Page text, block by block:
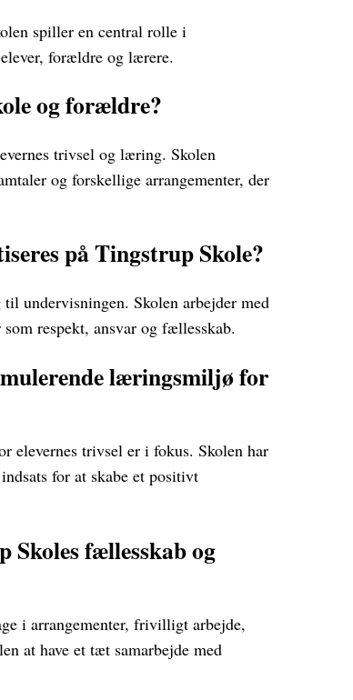
spiller en central rolle i
forældre og lærere.
og forældre?
trivsel og læring. Skolen
og forskellige arrangementer, der
på Tingstrup Skole?
undervisningen. Skolen arbejder med
respekt, ansvar og fællesskab.
læringsmiljø for
elevernes trivsel er i fokus. Skolen har
for at skabe et positivt
Skoles fællesskab og
i arrangementer, frivilligt arbejde,
at have et tæt samarbejde med